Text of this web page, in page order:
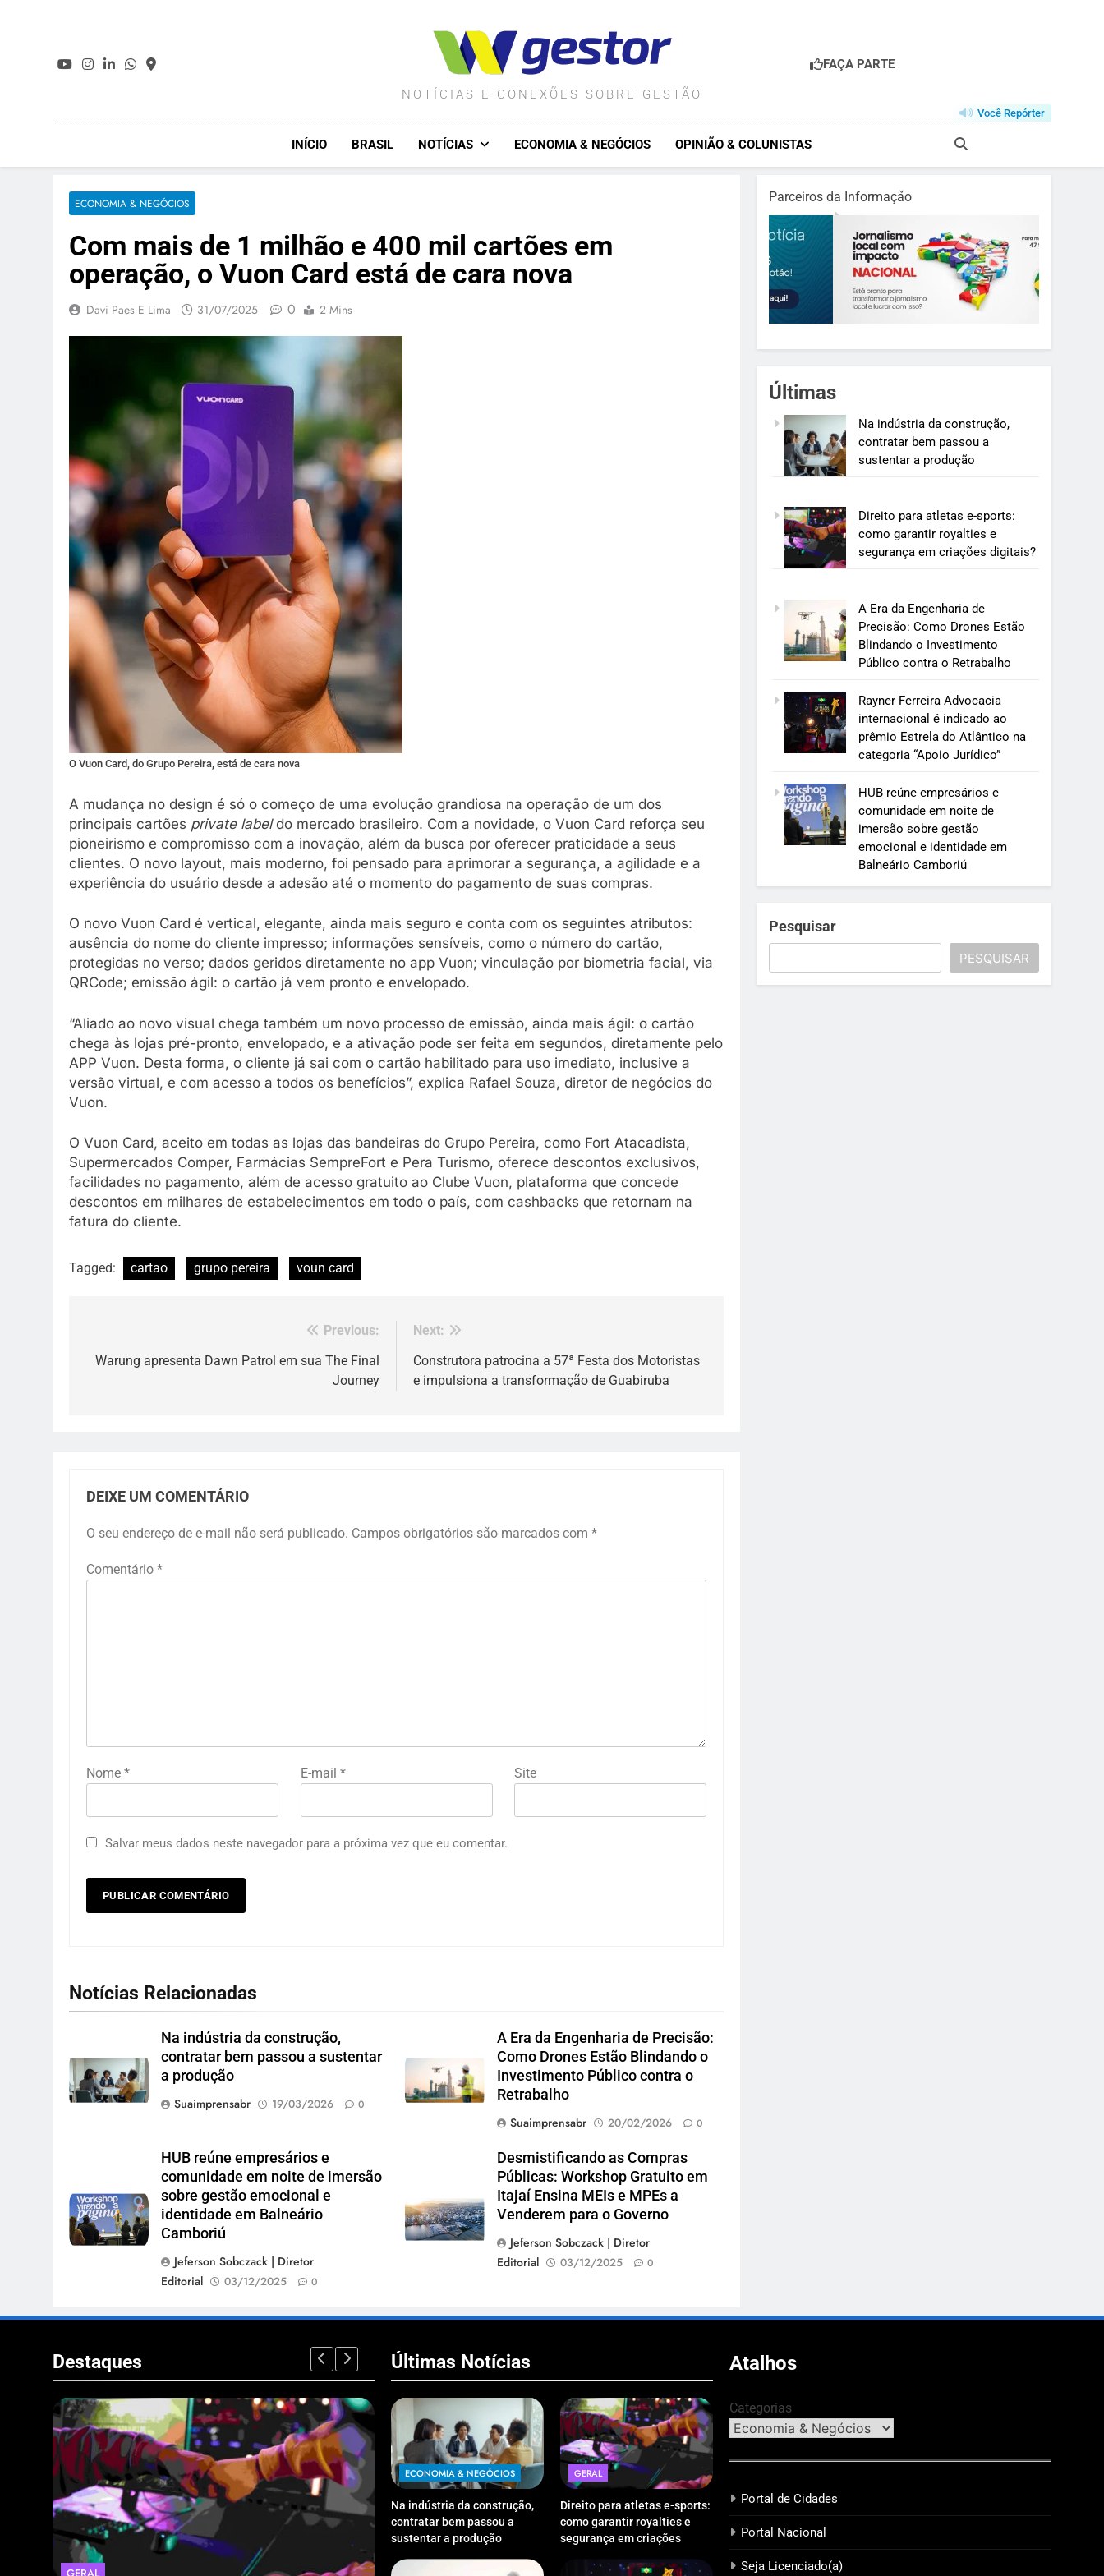
WGESTOR.COM.BR
NOTÍCIAS E CONEXÕES SOBRE GESTÃO
FAÇA PARTE
Você Repórter
INÍCIO BRASIL NOTÍCIAS ECONOMIA & NEGÓCIOS OPINIÃO & COLUNISTAS
ECONOMIA & NEGÓCIOS
Com mais de 1 milhão e 400 mil cartões em
operação, o Vuon Card está de cara nova
Davi Paes E Lima 31/07/2025 0 2 Mins
O Vuon Card, do Grupo Pereira, está de cara nova
A mudança no design é só o começo de uma evolução grandiosa na operação de um dos
principais cartões private label do mercado brasileiro. Com a novidade, o Vuon Card reforça seu
pioneirismo e compromisso com a inovação, além da busca por oferecer praticidade a seus
clientes. O novo layout, mais moderno, foi pensado para aprimorar a segurança, a agilidade e a
experiência do usuário desde a adesão até o momento do pagamento de suas compras.
O novo Vuon Card é vertical, elegante, ainda mais seguro e conta com os seguintes atributos:
ausência do nome do cliente impresso; informações sensíveis, como o número do cartão,
protegidas no verso; dados geridos diretamente no app Vuon; vinculação por biometria facial, via
QRCode; emissão ágil: o cartão já vem pronto e envelopado.
“Aliado ao novo visual chega também um novo processo de emissão, ainda mais ágil: o cartão
chega às lojas pré-pronto, envelopado, e a ativação pode ser feita em segundos, diretamente pelo
APP Vuon. Desta forma, o cliente já sai com o cartão habilitado para uso imediato, inclusive a
versão virtual, e com acesso a todos os benefícios”, explica Rafael Souza, diretor de negócios do
Vuon.
O Vuon Card, aceito em todas as lojas das bandeiras do Grupo Pereira, como Fort Atacadista,
Supermercados Comper, Farmácias SempreFort e Pera Turismo, oferece descontos exclusivos,
facilidades no pagamento, além de acesso gratuito ao Clube Vuon, plataforma que concede
descontos em milhares de estabelecimentos em todo o país, com cashbacks que retornam na
fatura do cliente.
Tagged: cartao grupo pereira voun card
de
Previous:
Warung apresenta Dawn Patrol em sua The Final
Journey
Next:
Construtora patrocina a 57ª Festa dos Motoristas
e impulsiona a transformação de Guabiruba
DEIXE UM COMENTÁRIO
O seu endereço de e-mail não será publicado. Campos obrigatórios são marcados com *
Comentário *
Nome * E-mail * Site
Salvar meus dados neste navegador para a próxima vez que eu comentar.
Notícias Relacionadas
Na indústria da construção,
contratar bem passou a sustentar
a produção
Suaimprensabr
19/03/2026 0
A Era da Engenharia de Precisão:
Como Drones Estão Blindando o
Investimento Público contra o
Retrabalho
Suaimprensabr
20/02/2026 0
HUB reúne empresários e
comunidade em noite de imersão
sobre gestão emocional e
identidade em Balneário
Camboriú
Jeferson Sobczack | Diretor
Editorial
03/12/2025 0
Desmistificando as Compras
Públicas: Workshop Gratuito em
Itajaí Ensina MEIs e MPEs a
Venderem para o Governo
Jeferson Sobczack | Diretor
Editorial
03/12/2025 0
Parceiros da Informação
Últimas
Na indústria da construção,
contratar bem passou a
sustentar a produção
Direito para atletas e-sports:
como garantir royalties e
segurança em criações digitais?
A Era da Engenharia de
Precisão: Como Drones Estão
Blindando o Investimento
Público contra o Retrabalho
Rayner Ferreira Advocacia
internacional é indicado ao
prêmio Estrela do Atlântico na
categoria “Apoio Jurídico”
HUB reúne empresários e
comunidade em noite de
imersão sobre gestão
emocional e identidade em
Balneário Camboriú
Pesquisar
PESQUISAR
Destaques Últimas Notícias
ECONOMIA & NEGÓCIOS
Na indústria da construção,
contratar bem passou a
sustentar a produção
GERAL
Direito para atletas e-sports:
como garantir royalties e
segurança em criações
Atalhos
Categorias
Portal de Cidades
Portal Nacional
Seja Licenciado(a)